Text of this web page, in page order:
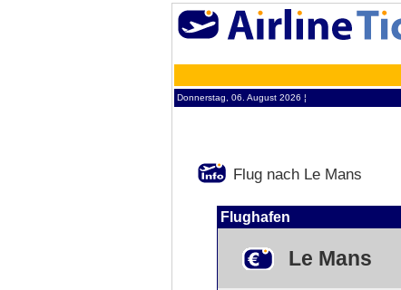
Donnerstag, 06. August 2026 ¦
Flug nach Le Mans
Flughafen
Le Mans